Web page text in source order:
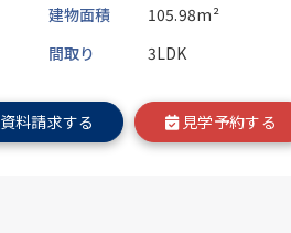
建物面積
105.98m²
間取り 3LDK
資料請求する 見学予約する